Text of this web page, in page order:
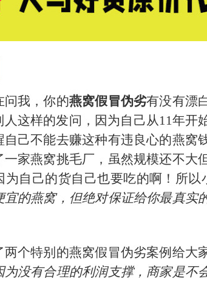
问我，你的燕窝假冒伪劣有没有漂
这样的发问，因为自己从11年开
自己不能去赚这种有违良心的燕窝
家燕窝挑毛厂，虽然规模还不大
为自己的货自己也要吃的啊！所以
宜的燕窝，但绝对保证给你最真实
个特别的燕窝假冒伪劣案例给大
为没有合理的利润支撑，商家是不